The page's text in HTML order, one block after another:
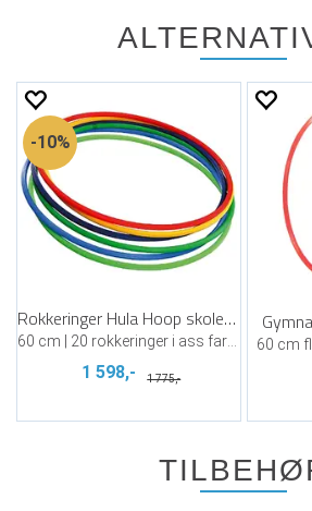
10%
Rokkeringer Hula Hoop skolepakke
1 598,- 1 775,-
60 cm